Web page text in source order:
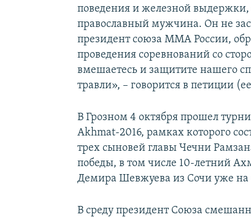
поведения и железной
православный мужчина. Он не
президент союза ММА России,
проведения соревнований со
вмешаетесь и защитите нашего
травли», – говорится в петиции
В Грозном 4 октября прошел
Akhmat-2016, рамках которого
трех сыновей главы Чечни
победы, в том числе 10-летний
Демира Шевжуева из Сочи уже на
В среду президент Союза